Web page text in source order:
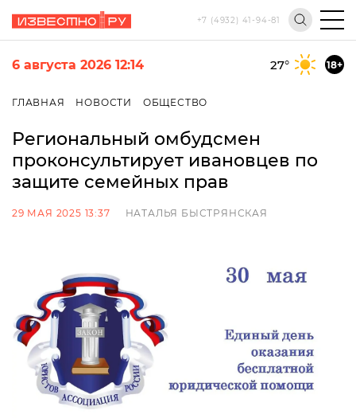
+7 (4932) 41-94-81
6 августа 2026 12:14 27° 18+
ГЛАВНАЯ НОВОСТИ ОБЩЕСТВО
Региональный омбудсмен
проконсультирует ивановцев по
защите семейных прав
29 МАЯ 2025 13:37 НАТАЛЬЯ БЫСТРЯНСКАЯ